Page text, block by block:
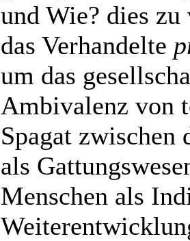
und Wie? dies
das Verhandelte
um das
Ambivalenz von
Spagat zwischen
als
Menschen als